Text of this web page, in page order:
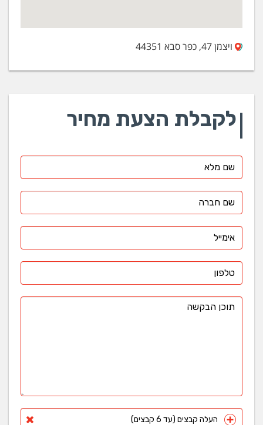
ויצמן 47, כפר סבא 44351
לקבלת הצעת מחיר
העלה קבצים (עד 6 קבצים)